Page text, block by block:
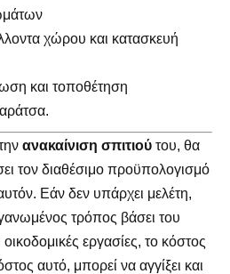
χώρου και κατασκευή
και τοποθέτηση
ανακαίνιση σπιτιού του, θα
τον διαθέσιμο προϋπολογισμό
Εάν δεν υπάρχει μελέτη,
τρόπος βάσει του
εργασίες, το κόστος
αυτό, μπορεί να αγγίξει και